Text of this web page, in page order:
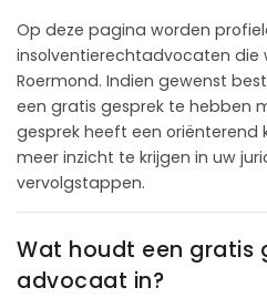
Op deze pagina worden
insolventierechtadvocaten die
Roermond. Indien gewenst
een gratis gesprek te hebben
gesprek heeft een oriënterend
meer inzicht te krijgen in uw
vervolgstappen.
Wat houdt een gratis
advocaat in?